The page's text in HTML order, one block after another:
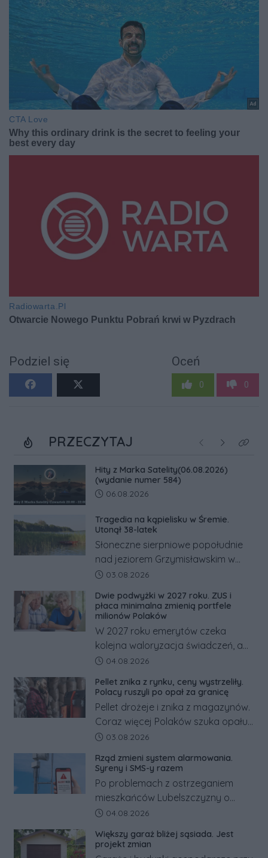
Podziel się Oceń
0 0
PRZECZYTAJ Poprzednie
NastępneKliknij
Hity z Marka Satelity(06.08.2026)
(wydanie numer 584)
Data dodania artykułu:
06.08.2026
Tragedia na kąpielisku w Śremie.
Utonął 38-latek
Słoneczne sierpniowe popołudnie
nad jeziorem Grzymisławskim w
powiecie śremskim zakończyło się
odwrócić nawet natychmiastowe
działania służb ratunkowych.
Data dodania artykułu:
03.08.2026
Dwie podwyżki w 2027 roku. ZUS i
płaca minimalna zmienią portfele
milionów Polaków
W 2027 roku emerytów czeka
kolejna waloryzacja świadczeń, a
pracowników podwyżka płacy
tym zmianom zyskają.
Data dodania artykułu:
04.08.2026
Pellet znika z rynku, ceny wystrzeliły.
Polacy ruszyli po opał za granicę
Pellet drożeje i znika z magazynów.
Coraz więcej Polaków szuka opału
za granicą, gdzie bywa nawet
Co się dzieje?
Data dodania artykułu:
03.08.2026
Rząd zmieni system alarmowania.
Syreny i SMS-y razem
Po problemach z ostrzeganiem
mieszkańców Lubelszczyzny o
rosyjskim zagrożeniu rząd
alarmowych, alertów RCB i aplikacji
w jeden system.
Data dodania artykułu:
04.08.2026
Większy garaż bliżej sąsiada. Jest
projekt zmian